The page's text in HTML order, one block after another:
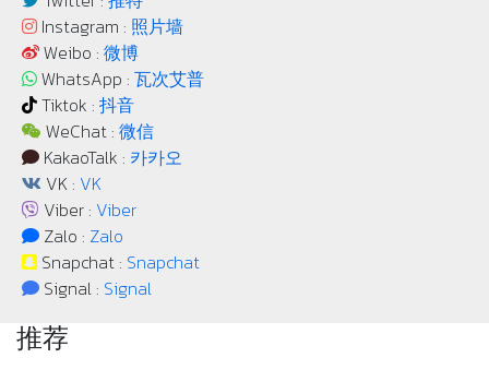
Instagram : 照片墙
Weibo : 微博
WhatsApp : 瓦次艾普
Tiktok : 抖音
WeChat : 微信
KakaoTalk : 카카오
VK : VK
Viber : Viber
Zalo : Zalo
Snapchat : Snapchat
Signal : Signal
推荐